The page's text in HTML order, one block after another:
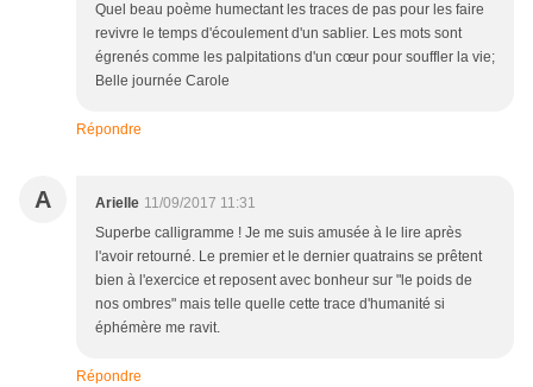
Quel beau poème humectant les traces de pas pour les faire
revivre le temps d'écoulement d'un sablier. Les mots sont
égrenés comme les palpitations d'un cœur pour souffler la vie;
Belle journée Carole
Répondre
A Arielle 11/09/2017 11:31
Superbe calligramme ! Je me suis amusée à le lire après
l'avoir retourné. Le premier et le dernier quatrains se prêtent
bien à l'exercice et reposent avec bonheur sur "le poids de
nos ombres" mais telle quelle cette trace d'humanité si
éphémère me ravit.
Répondre